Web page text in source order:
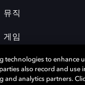
뮤직
게임
technologies to enhance
also record and
analytics partners.